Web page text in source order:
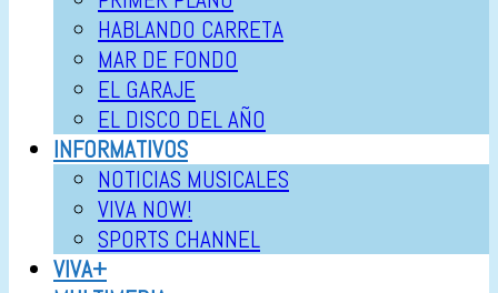
HABLANDO CARRETA
MAR DE FONDO
EL GARAJE
EL DISCO DEL AÑO
INFORMATIVOS
NOTICIAS MUSICALES
VIVA NOW!
SPORTS CHANNEL
VIVA+